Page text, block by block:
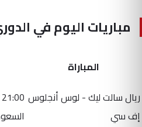
مباريات اليوم في
المباراة
ريال سالت ليك - لوس أنجلوس
إف سي